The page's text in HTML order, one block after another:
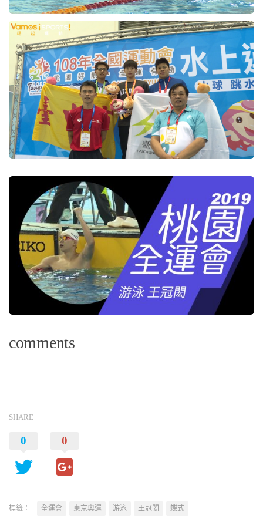
comments
SHARE
0 0
標籤： 全運會 東京奧運 游泳 王冠閎 蝶式